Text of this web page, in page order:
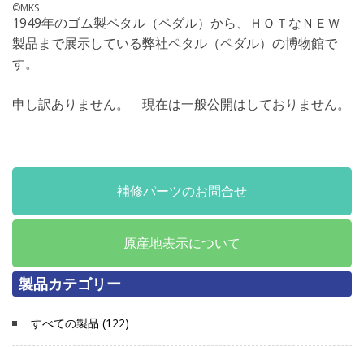
©MKS
1949年のゴム製ペタル（ペダル）から、ＨＯＴなＮＥＷ
製品まで展示している弊社ペタル（ペダル）の博物館で
す。
申し訳ありません。 現在は一般公開はしておりません。
補修パーツのお問合せ
原産地表示について
製品カテゴリー
すべての製品 (122)